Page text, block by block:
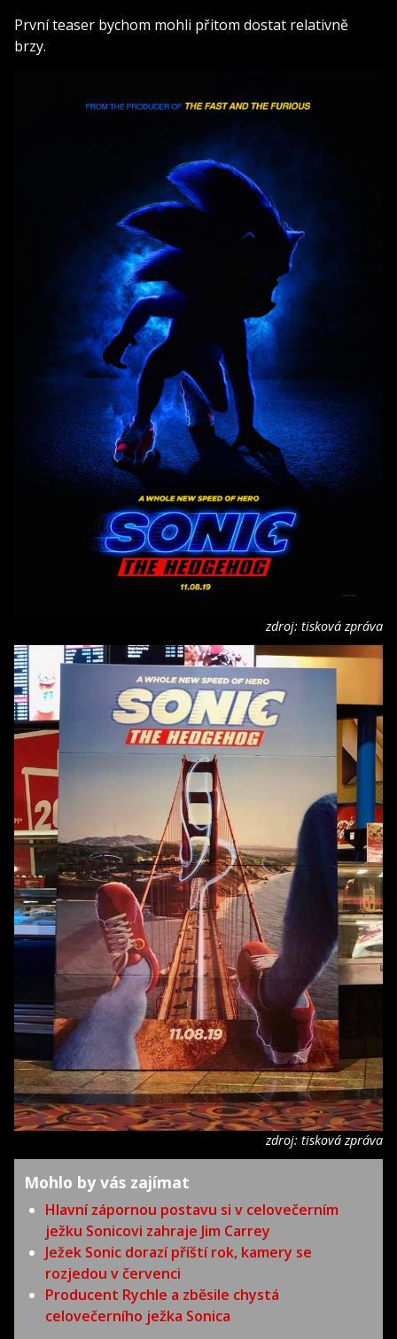
První teaser bychom mohli přitom dostat relativně
brzy.
zdroj: tisková zpráva
zdroj: tisková zpráva
Mohlo by vás zajímat
Hlavní zápornou postavu si v celovečerním
ježku Sonicovi zahraje Jim Carrey
Ježek Sonic dorazí příští rok, kamery se
rozjedou v červenci
Producent Rychle a zběsile chystá
celovečerního ježka Sonica